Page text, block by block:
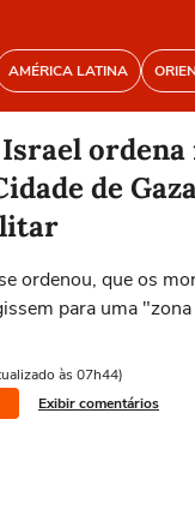
AMÉRICA LATINA
de
ordenou, que os
para uma
às 07h44)
Exibir comentários